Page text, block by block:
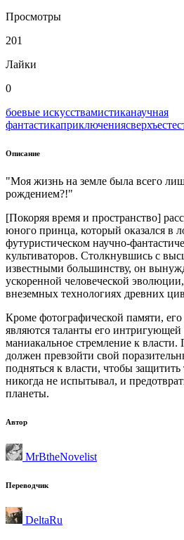
Просмотры
201
Лайки
0
боевые искусствамистиканаучная
фантастикаприключения
Описание
"Моя жизнь на земле была всего
рождением?!"
[Покоряя время и пространство]
юного принца, который оказался в
футуристическом научно-
культиваторов. Столкнувшись с
известными большинству, он
ускоренной человеческой
внеземных технологиях древних
Кроме фотографической памяти,
являются таланты его интригующей
маниакальное стремление к
должен превзойти свой
подняться к власти, чтобы
никогда не испытывал, и
планеты.
Автор
MrBtheNovelist
Переводчик
DeltaRu